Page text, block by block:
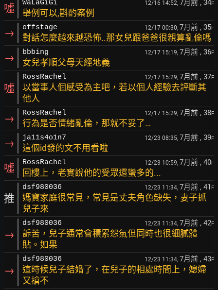
噓 WaLaGiGi 12/16 14:52, 7月前 , 34F
舉例可以,斟酌案例
→ offstage 12/17 00:30, 7月前 , 35F
對話怎麼越來越恐怖..那女兒跟爸爸很親算亂倫嗎
→ bbbing 12/17 15:19, 7月前 , 36F
女兒孝順父母天經地義
噓
RossRachel 12/17 15:29, 7月前 , 37F
以當事人個感受為主吧，若以個人經驗去評斷其
他人
→ RossRachel 12/17 15:29, 7月前 , 38F
行為是否情緒亂倫，那就不妥了…
→ ja11s4o1n7 12/23 08:35, 7月前 , 39F
這個id發的文不用看啦
噓 RossRachel 12/23 10:59, 7月前 , 40F
回樓上，老實說他的受眾還蠻多的...
推
dsf980036 12/23 11:34, 7月前 , 41 F
媽寶家庭很常見，常見是丈夫角色缺失，妻子抓
兒子來
→
dsf980036 12/23 11:34, 7月前 , 42F
訴苦，兒子通常會積累怨氣但同時也很細膩體
貼。如果
→
dsf980036 12/23 11:34, 7月前 , 43F
這時候兒子結婚了，在兒子的相處時間上，媳婦
又搶不